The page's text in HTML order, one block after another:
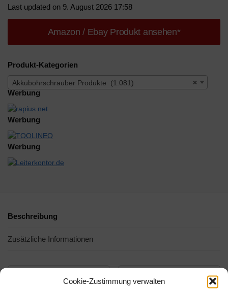
Cookie-Zustimmung verwalten
Last updated on 9. August 2026 17:58
Amazon / Ebay Produkt ansehen*
Produkt-Kategorien
×
Akkubohrschrauber Produkte (1.081)
Werbung
Werbung
Werbung
Beschreibung
Zusätzliche Informationen